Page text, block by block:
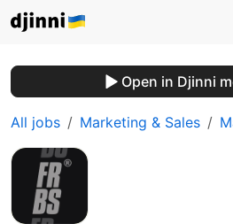
Open in Djinni
All jobs Marketing & Sales